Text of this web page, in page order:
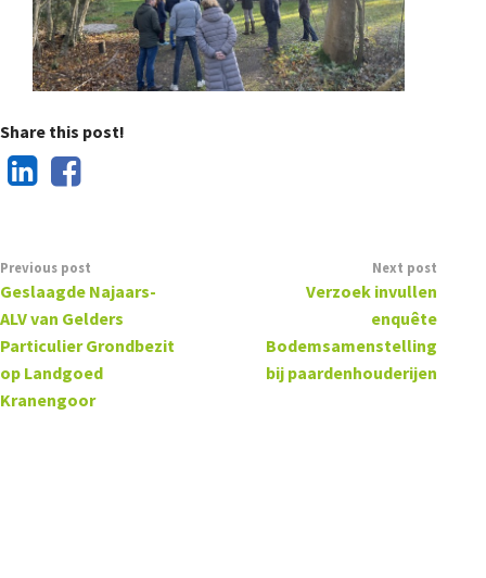
Share this post!
Previous post
Geslaagde Najaars-
ALV van Gelders
Particulier Grondbezit
op Landgoed
Kranengoor
Next post
Verzoek invullen
enquête
Bodemsamenstelling
bij paardenhouderijen